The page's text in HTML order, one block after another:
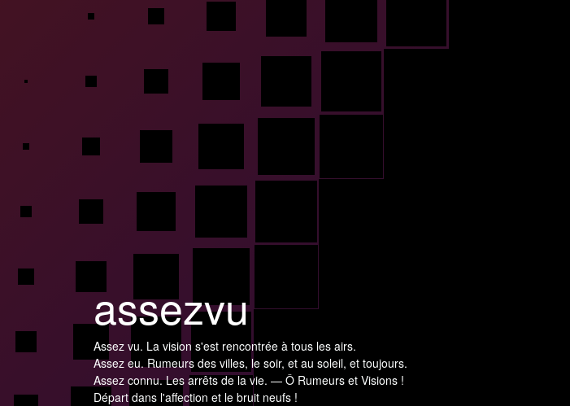
assezvu
Assez vu. La vision s'est rencontrée à tous les airs.
Assez eu. Rumeurs des villes, le soir, et au soleil, et toujours.
Assez connu. Les arrêts de la vie. — Ô Rumeurs et Visions !
Départ dans l'affection et le bruit neufs !